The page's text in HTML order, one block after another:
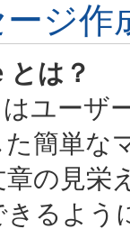
ージ作
は？
はユーザ
簡単な
章の見栄
きるよう